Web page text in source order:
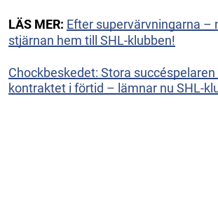
LÄS MER: Efter supervärvningarna –
stjärnan hem till SHL-klubben!
Chockbeskedet: Stora
kontraktet i förtid – lämnar nu SHL-